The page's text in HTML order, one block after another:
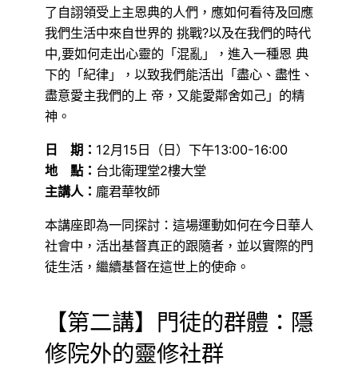
了自詡領受上主恩典的人們，應如何看待及回應
我們生活中來自世界的 挑戰?以及在我們的時代
中,要如何走出心靈的「混亂」，進入一種恩 典
下的「紀律」，以致我們能活出「盡心、盡性、
盡意愛主我們的上 帝，又能愛鄰舍如己」的精
神。
日 期： 12月15日（日）下午13:00-16:00
地 點： 台北衛理堂2樓大堂
主講人： 龐君華牧師
本講座即為一同探討：這場運動如何在今日華人
社會中，活出基督真正的跟隨者，並以實際的門
徒生活，繼續基督在這世上的使命。
【第二講】門徒的群體：隱
修院外的靈修社群